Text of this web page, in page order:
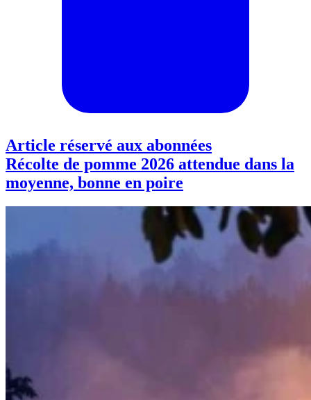
Article réservé aux abonnées
Récolte de pomme 2026 attendue dans la
moyenne, bonne en poire